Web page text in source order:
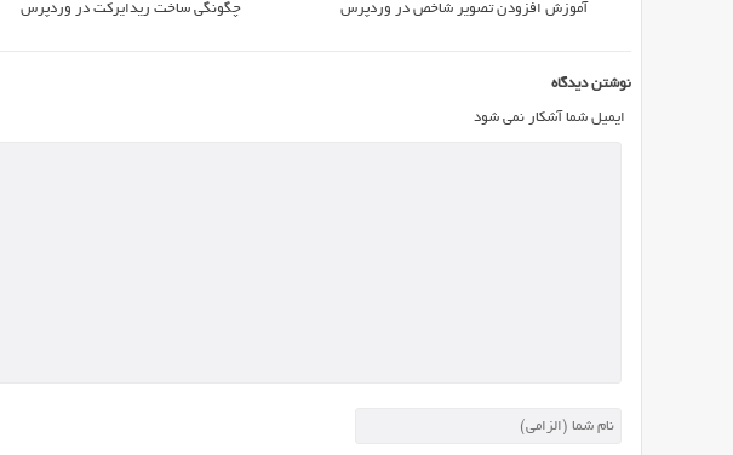
ایمیل
دهی
آموزش افزودن تصویر شاخص در وردپرس چگونگی ساخت ریدایرکت در وردپرس
نوشتن دیدگاه
ایمیل شما آشکار نمی شود